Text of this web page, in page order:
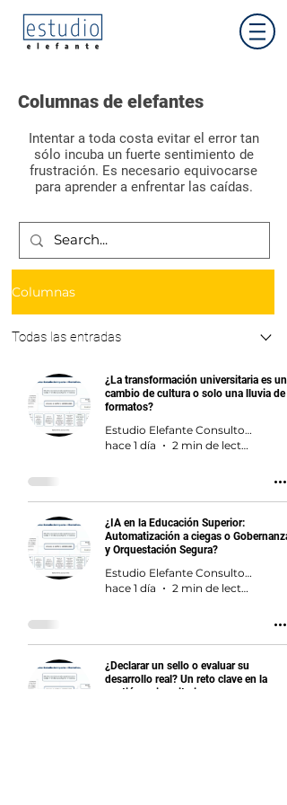
Columnas de elefantes
Intentar a toda costa evitar el error tan
sólo incuba un fuerte sentimiento de
frustración. Es necesario equivocarse
para aprender a enfrentar las caídas.
Columnas
Todas las entradas
¿La transformación universitaria es un
cambio de cultura o solo una lluvia de
formatos?
Estudio Elefante Consultores en Educación
hace 1 día
2 min de lectura
¿IA en la Educación Superior:
Automatización a ciegas o Gobernanza
y Orquestación Segura?
Estudio Elefante Consultores en Educación
hace 1 día
2 min de lectura
¿Declarar un sello o evaluar su
desarrollo real? Un reto clave en la
gestión universitaria